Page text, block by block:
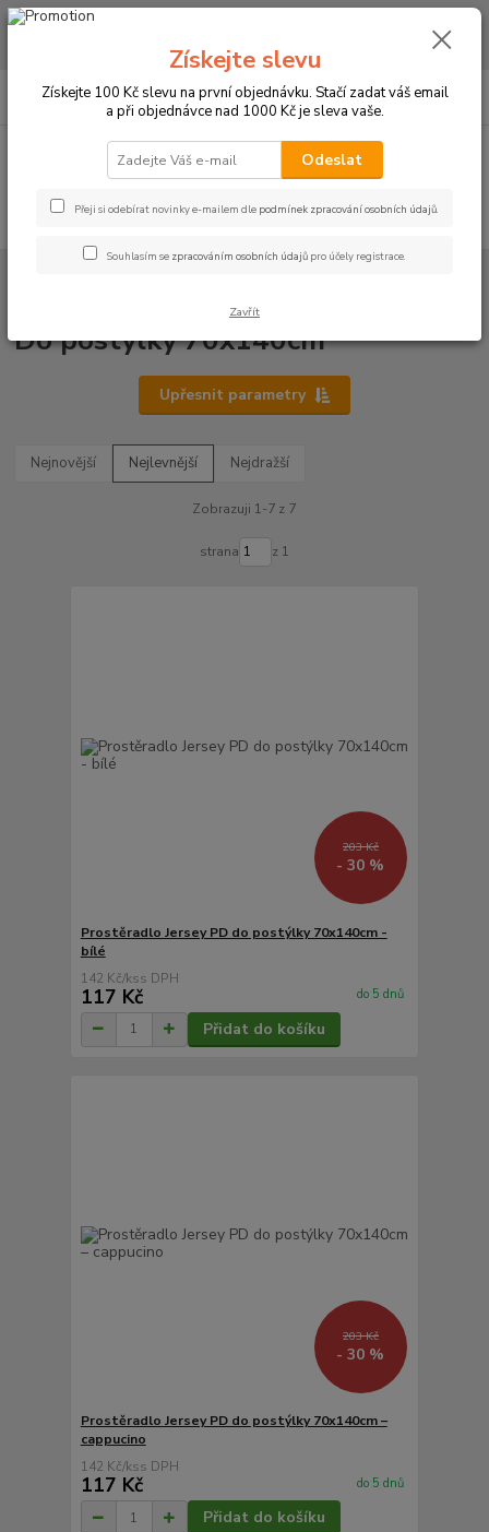
CHCETE NAKOUPIT VĚTŠÍ MNOŽSTVÍ NAŠICH PRODUKTŮ ZA LEPŠÍ
CZK
Hledat
+420 773 794 023
Pondělí-pátek 9-16 hodin
0
Do postýlky 70x140cm
Upřesnit parametry
Nejnovější Nejlevnější Nejdražší
Zobrazuji 1-7 z 7
strana z 1
203 Kč
- 30 %
Prostěradlo Jersey PD do postýlky 70x140cm -
bílé
142 Kč/ks
117 Kč do 5 dnů
Přidat do košíku
203 Kč
- 30 %
Prostěradlo Jersey PD do postýlky 70x140cm –
cappucino
142 Kč/ks
117 Kč do 5 dnů
Přidat do košíku
Získejte slevu
Získejte 100 Kč slevu na první objednávku. Stačí zadat váš email
a při objednávce nad 1000 Kč je sleva vaše.
Odeslat
Přeji si odebírat novinky e-mailem dle podmínek zpracování osobních údajů.
Souhlasím se zpracováním osobních údajů pro účely registrace.
Zavřít